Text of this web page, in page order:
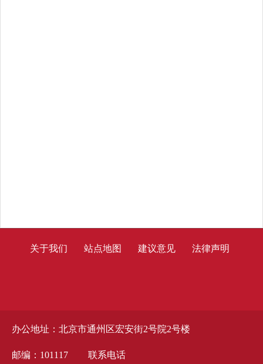
办公地址：北京市通州区宏安街2号院2号楼
邮编：101117 联系电话
关于我们 站点地图 建议意见 法律声明